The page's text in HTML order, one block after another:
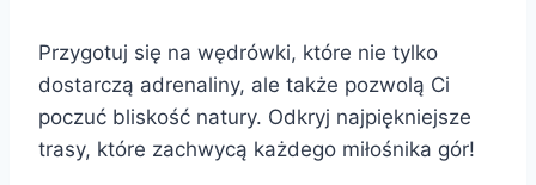
Przygotuj się na wędrówki, które nie tylko
dostarczą adrenaliny, ale także pozwolą Ci
poczuć bliskość natury. Odkryj najpiękniejsze
trasy, które zachwycą każdego miłośnika gór!